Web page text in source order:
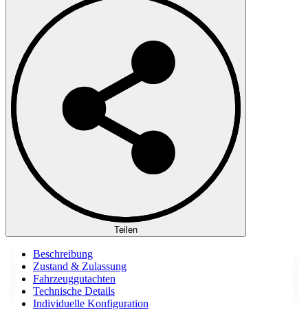
Teilen
Beschreibung
Zustand & Zulassung
Fahrzeuggutachten
Technische Details
Individuelle Konfiguration